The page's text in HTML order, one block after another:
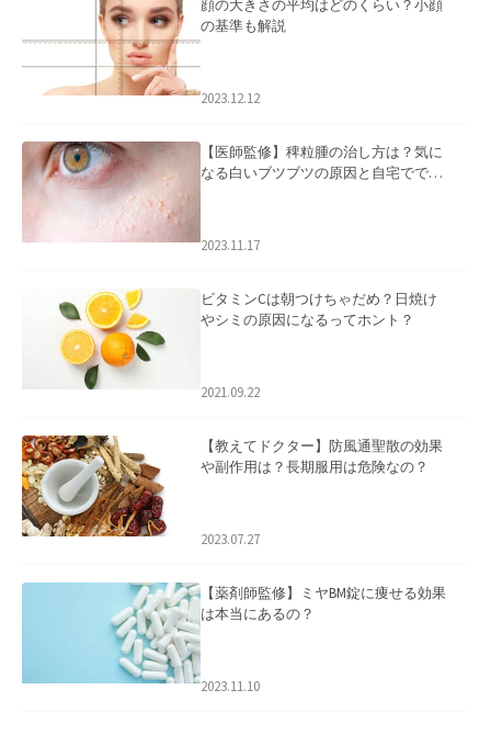
顔の大きさの平均はどのくらい？小顔
の基準も解説
2023.12.12
【医師監修】稗粒腫の治し方は？気に
なる白いブツブツの原因と自宅ででき
2023.11.17
ビタミンCは朝つけちゃだめ？日焼け
やシミの原因になるってホント？
2021.09.22
【教えてドクター】防風通聖散の効果
や副作用は？長期服用は危険なの？
2023.07.27
【薬剤師監修】ミヤBM錠に痩せる効果
は本当にあるの？
2023.11.10